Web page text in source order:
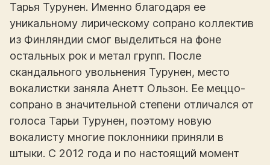
Тарья Турунен. Именно благодаря ее
уникальному лирическому сопрано коллектив
из Финляндии смог выделиться на фоне
остальных рок и метал групп. После
скандального увольнения Турунен, место
вокалистки заняла Анетт Ользон. Ее меццо-
сопрано в значительной степени отличался от
голоса Тарьи Турунен, поэтому новую
вокалисту многие поклонники приняли в
штыки. С 2012 года и по настоящий момент